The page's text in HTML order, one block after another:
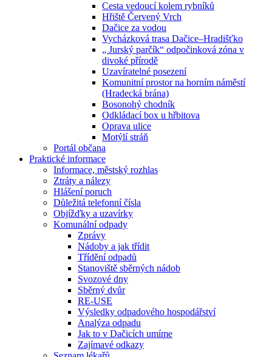
Cesta vedoucí kolem rybníků
Hřiště Červený Vrch
Dačice za vodou
Vycházková trasa Dačice–Hradišťko
„ Jurský parčík“ odpočinková zóna v
divoké přírodě
Uzavíratelné posezení
Komunitní prostor na horním náměstí
(Hradecká brána)
Bosonohý chodník
Odkládací box u hřbitova
Oprava ulice
Motýlí stráň
Portál občana
Praktické informace
Informace, městský rozhlas
Ztráty a nálezy
Hlášení poruch
Důležitá telefonní čísla
Objížďky a uzavírky
Komunální odpady
Zprávy
Nádoby a jak třídit
Třídění odpadů
Stanoviště sběrných nádob
Svozové dny
Sběrný dvůr
RE-USE
Výsledky odpadového hospodářství
Analýza odpadu
Jak to v Dačicích umíme
Zajímavé odkazy